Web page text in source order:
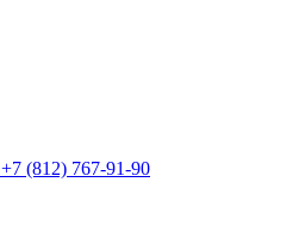
+7 (812) 767-91-90